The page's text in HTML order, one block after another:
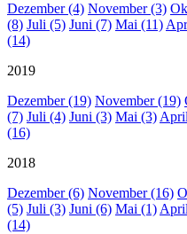
Dezember (4) November (3)
(8) Juli (5) Juni (7) Mai (11)
(14)
2019
Dezember (19) November (19)
(7) Juli (4) Juni (3) Mai (3)
(16)
2018
Dezember (6) November (16)
(5) Juli (3) Juni (6) Mai (1)
(14)